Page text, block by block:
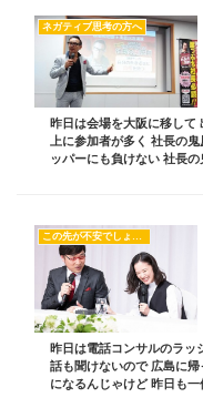
ネガティブ思考の方へ
昨日は会場を大阪に移し
上に参加者が多く 社長の
ッパーにも負けない 社長
昨日は電話コンサルのラッ
話も聞けないので 広島に
になるんじゃけど 昨日も